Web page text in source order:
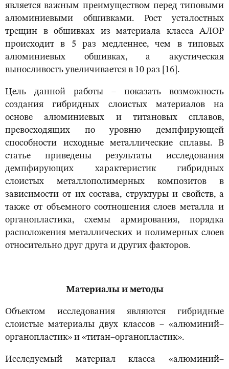
является важным преимуществом перед типовыми
алюминиевыми обшивками. Рост усталостных
трещин в обшивках из материала класса АЛОР
происходит в 5 раз медленнее, чем в типовых
алюминиевых обшивках, а акустическая
выносливость увеличивается в 10 раз [16].
Цель данной работы – показать возможность
создания гибридных слоистых материалов на
основе алюминиевых и титановых сплавов,
превосходящих по уровню демпфирующей
способности исходные металлические сплавы. В
статье приведены результаты исследования
демпфирующих характеристик гибридных
слоистых металлополимерных композитов в
зависимости от их состава, структуры и свойств, а
также от объемного соотношения слоев металла и
органопластика, схемы армирования, порядка
расположения металлических и полимерных слоев
относительно друг друга и других факторов.
Материалы и методы
Объектом исследования являются гибридные
слоистые материалы двух классов – «алюминий–
органопластик» и «титан–органопластик».
Исследуемый материал класса «алюминий–